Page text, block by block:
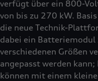
verfügt über ein 800-
von bis zu 270 kW.
die neue Technik-
dabei ein Batteriemodul
verschiedenen Größen
angepasst werden
können mit einem